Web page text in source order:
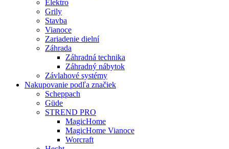
Elektro
Grily
Stavba
Vianoce
Zariadenie dielní
Záhrada
Záhradná technika
Záhradný nábytok
Závlahové systémy
Nakupovanie podľa značiek
Scheppach
Güde
STREND PRO
MagicHome
MagicHome Vianoce
Worcraft